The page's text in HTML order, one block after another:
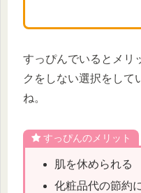
すっぴんでいるとメリ
クをしない選択をして
ね。
すっぴんのメリット
肌を休められる
化粧品代の節約